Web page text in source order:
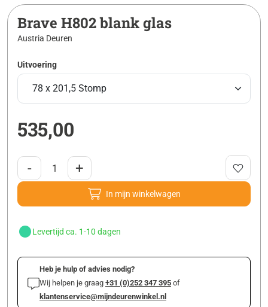
Brave H802 blank glas
Austria Deuren
Uitvoering
535,00
- +
In mijn winkelwagen
Levertijd ca. 1-10 dagen
Heb je hulp of advies nodig?
Wij helpen je graag +31 (0)252 347 395 of
klantenservice@mijndeurenwinkel.nl